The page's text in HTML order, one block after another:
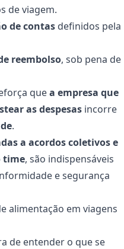
de viagem.
de contas definidos pela
reembolso, sob pena de
quea empresa que
as despesas incorre
.
a acordos coletivos e
time, são indispensáveis
e segurança
alimentação em viagens
de entender o que se